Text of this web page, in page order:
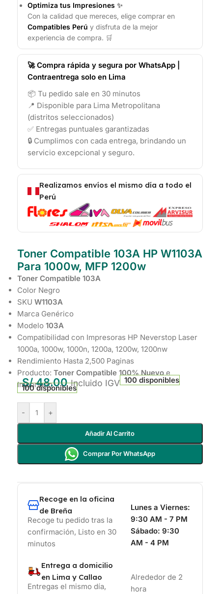
Optimiza tus Impresiones ✨
Con la calidad que mereces, elige comprar en
Compatibles Perú y disfruta de la mejor
experiencia de compra. 🛒
🚀 Compra rápida y segura por WhatsApp |
Contraentrega solo en Lima
📦 Tu pedido sale en 30 minutos
📍 Disponible para Lima Metropolitana
(distritos seleccionados)
✅ Entregas puntuales garantizadas
🔒 Cumplimos con cada entrega, brindando un
servicio excepcional y seguro.
Realizamos envíos el mismo día a todo el
Perú
Toner Compatible 103A HP W1103A
Para 1000w, MFP 1200w
Toner Compatible 103A
Color Negro
SKU W1103A
Marca Genérico
Modelo 103A
Compatibilidad con Impresoras HP Neverstop Laser
1000a, 1000w, 1000n, 1200a, 1200w, 1200nw
Rendimiento Hasta 2,500 Paginas
Producto: Toner Compatible 100% Nuevoe
Importado
S/48.00 Incluido IGV 100 disponibles
100 disponibles
- +
Añadir Al Carrito
Comprar Por WhatsApp
Recoge en la oficina
de Breña
Recoge tu pedido tras la
confirmación, Listo en 30
minutos
Lunes a Viernes:
9:30 AM - 7 PM
Sábado: 9:30
AM - 4 PM
Entrega a domicilio
en Lima y Callao
Entregas el mismo día,
Alrededor de 2
hora